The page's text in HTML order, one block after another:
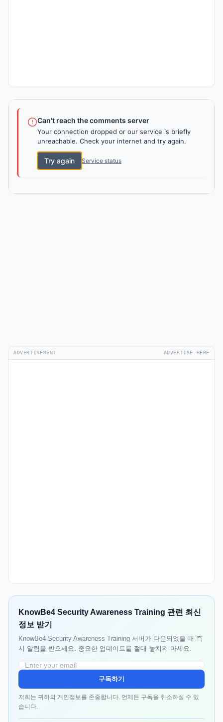
Can't reach the comments server
Your connection dropped or our service is briefly
unreachable. Check your internet and try again.
Try again Service status
ADVERTISEMENT ADVERTISE HERE
KnowBe4 Security Awareness Training 관련 최신
정보 받기
KnowBe4 Security Awareness Training 서버가 다운되었을 때 즉
시 알림을 받으세요. 중요한 업데이트를 절대 놓치지 마세요.
구독하기
저희는 귀하의 개인정보를 존중합니다. 언제든 구독을 취소하실 수 있
습니다.